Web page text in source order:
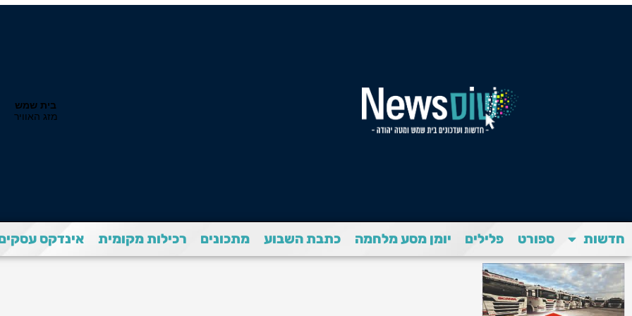
חדשות ספורט פלילים יומן מסע מלחמה כתבת השבוע מתכונים רכילות מקומית אינדקס